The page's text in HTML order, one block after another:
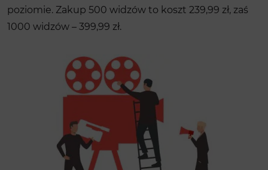
poziomie. Zakup 500 widzów to koszt 239,99 zł, zaś
1000 widzów – 399,99 zł.